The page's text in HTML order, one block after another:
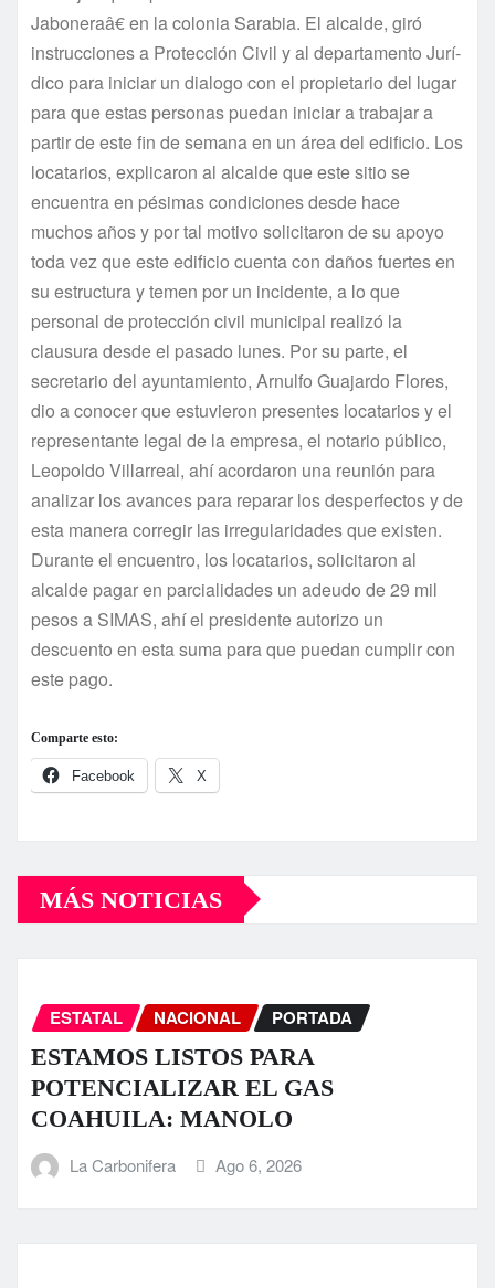
Jaboneraâ€ en la colonia Sarabia. El alcalde, giró
instrucciones a Protección Civil y al departamento Jurí­
dico para iniciar un dialogo con el propietario del lugar
para que estas personas puedan iniciar a trabajar a
partir de este fin de semana en un área del edificio. Los
locatarios, explicaron al alcalde que este sitio se
encuentra en pésimas condiciones desde hace
muchos años y por tal motivo solicitaron de su apoyo
toda vez que este edificio cuenta con daños fuertes en
su estructura y temen por un incidente, a lo que
personal de protección civil municipal realizó la
clausura desde el pasado lunes. Por su parte, el
secretario del ayuntamiento, Arnulfo Guajardo Flores,
dio a conocer que estuvieron presentes locatarios y el
representante legal de la empresa, el notario público,
Leopoldo Villarreal, ahí­ acordaron una reunión para
analizar los avances para reparar los desperfectos y de
esta manera corregir las irregularidades que existen.
Durante el encuentro, los locatarios, solicitaron al
alcalde pagar en parcialidades un adeudo de 29 mil
pesos a SIMAS, ahí­ el presidente autorizo un
descuento en esta suma para que puedan cumplir con
este pago.
Comparte esto:
Facebook X
MÁS NOTICIAS
ESTATAL NACIONAL PORTADA
ESTAMOS LISTOS PARA
POTENCIALIZAR EL GAS
COAHUILA: MANOLO
La Carbonifera Ago 6, 2026